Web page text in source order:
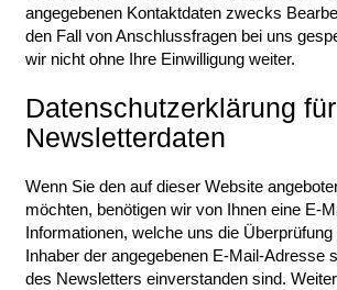
angegebenen Kontaktdaten zwecks
den Fall von Anschlussfragen bei uns
wir nicht ohne Ihre Einwilligung weiter.
Datenschutzerklärung für
Newsletterdaten
Wenn Sie den auf dieser Website
möchten, benötigen wir von Ihnen eine E-
Informationen, welche uns die
Inhaber der angegebenen E-Mail-Adresse
des Newsletters einverstanden sind.